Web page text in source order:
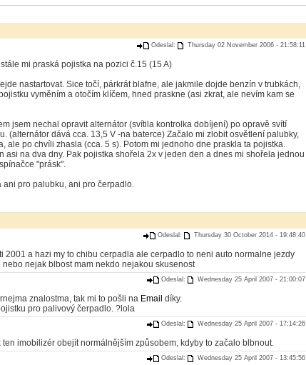
Odeslal: Thursday 02 November 2006 - 21:58:11
mi praská pojistka na pozici č.15 (15 A)
nastartovat. Sice točí, párkrát blafne, ale jakmile dojde benzín v trubkách,
vyměním a otočím klíčem, hned praskne (asi zkrat, ale nevím kam se
jsem nechal opravit alternátor (svítila kontrolka dobíjení) po opravě svítí
(alternátor dává cca. 13,5 V -na baterce) Začalo mi zlobit osvětlení palubky,
ale po chvíli zhasla (cca. 5 s). Potom mi jednoho dne praskla ta pojistka.
asi na dva dny. Pak pojistka shořela 2x v jeden den a dnes mi shořela jednou
"prásk".
pro palubku, ani pro čerpadlo.
Odeslal: Thursday 30 October 2014 - 19:48:40
2001 a hazi my to chibu cerpadla ale cerpadlo to neni auto normalne jezdy
nejak blbost mam nekdo nejakou skusenost
Odeslal: Wednesday 25 April 2007 - 21:00:07
znalostma, tak mi to pošli na Email díky.
pro palivový čerpadlo. ?lola
Odeslal: Wednesday 25 April 2007 - 17:14:26
imobilizér obejít normálnějším způsobem, kdyby to začalo blbnout.
Odeslal: Wednesday 25 April 2007 - 13:45:56